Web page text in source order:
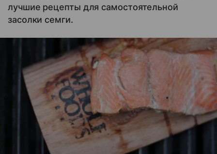
лучшие рецепты для самостоятельной
засолки семги.